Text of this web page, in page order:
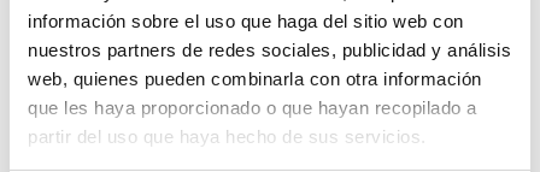
información sobre el uso que haga del sitio web con
nuestros partners de redes sociales, publicidad y análisis
web, quienes pueden combinarla con otra información
que les haya proporcionado o que hayan recopilado a
partir del uso que haya hecho de sus servicios.